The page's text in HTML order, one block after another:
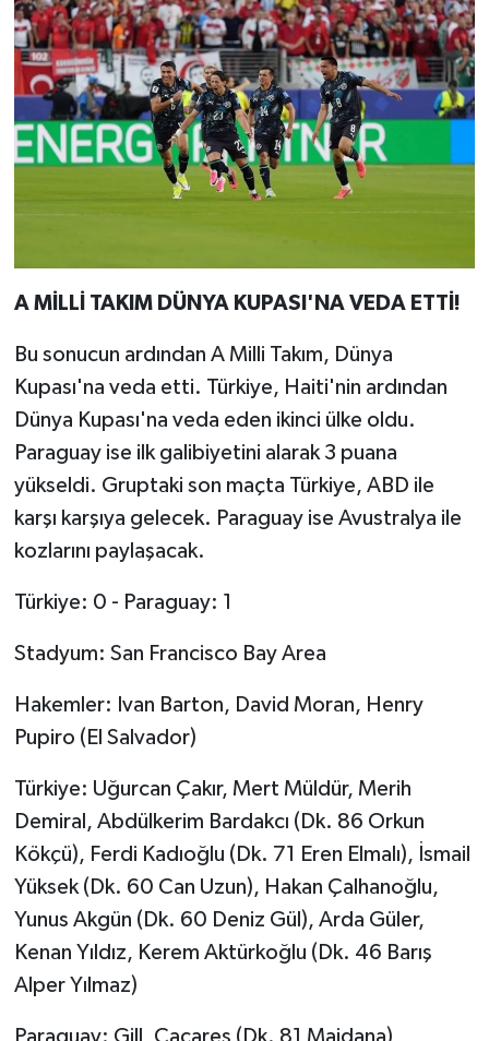
A MİLLİ TAKIM DÜNYA KUPASI'NA VEDA ETTİ!
Bu sonucun ardından A Milli Takım, Dünya
Kupası'na veda etti. Türkiye, Haiti'nin ardından
Dünya Kupası'na veda eden ikinci ülke oldu.
Paraguay ise ilk galibiyetini alarak 3 puana
yükseldi. Gruptaki son maçta Türkiye, ABD ile
karşı karşıya gelecek. Paraguay ise Avustralya ile
kozlarını paylaşacak.
Türkiye: 0 - Paraguay: 1
Stadyum: San Francisco Bay Area
Hakemler: Ivan Barton, David Moran, Henry
Pupiro (El Salvador)
Türkiye: Uğurcan Çakır, Mert Müldür, Merih
Demiral, Abdülkerim Bardakcı (Dk. 86 Orkun
Kökçü), Ferdi Kadıoğlu (Dk. 71 Eren Elmalı), İsmail
Yüksek (Dk. 60 Can Uzun), Hakan Çalhanoğlu,
Yunus Akgün (Dk. 60 Deniz Gül), Arda Güler,
Kenan Yıldız, Kerem Aktürkoğlu (Dk. 46 Barış
Alper Yılmaz)